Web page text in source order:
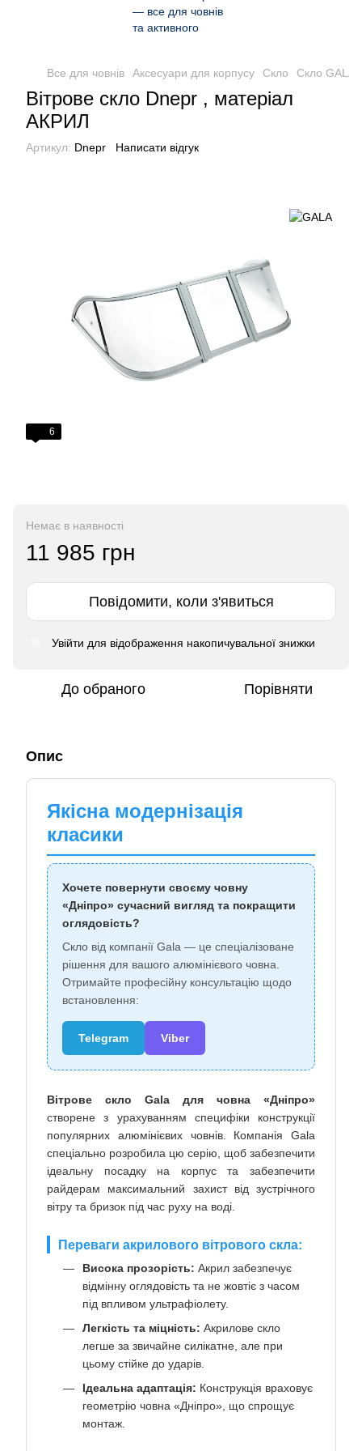
Все для човнів Аксесуари для корпусу Скло Скло GALA
Вітрове скло Dnepr , матеріал
АКРИЛ
Артикул: Dnepr Написати відгук
6
Немає в наявності
11 985 грн
Повідомити, коли з'явиться
Увійти для відображення накопичувальної знижки
До обраного Порівняти
Опис
Якісна модернізація
класики
Хочете повернути своєму човну
«Дніпро» сучасний вигляд та покращити
оглядовість?
Скло від компанії Gala — це спеціалізоване
рішення для вашого алюмінієвого човна.
Отримайте професійну консультацію щодо
встановлення:
Telegram Viber
Вітрове скло Gala для човна «Дніпро»
створене з урахуванням специфіки конструкції
популярних алюмінієвих човнів. Компанія Gala
спеціально розробила цю серію, щоб забезпечити
ідеальну посадку на корпус та забезпечити
райдерам максимальний захист від зустрічного
вітру та бризок під час руху на воді.
Переваги акрилового вітрового скла:
Висока прозорість: Акрил забезпечує
відмінну оглядовість та не жовтіє з часом
під впливом ультрафіолету.
Легкість та міцність: Акрилове скло
легше за звичайне силікатне, але при
цьому стійке до ударів.
Ідеальна адаптація: Конструкція враховує
геометрію човна «Дніпро», що спрощує
монтаж.